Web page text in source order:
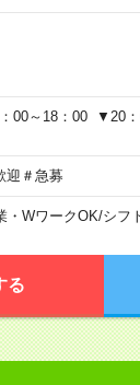
00～18：00 ▼20：
＃急募
・WワークOK/シフ
る